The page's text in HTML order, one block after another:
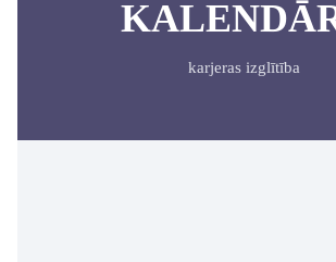
karjeras izglītība